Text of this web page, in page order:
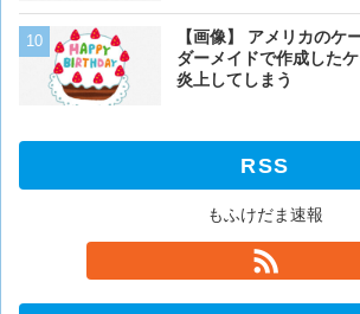
【画像】 アメリカのケ
ダーメイドで作成した
炎上してしまう
【
モ
RSS
もふけだま速報